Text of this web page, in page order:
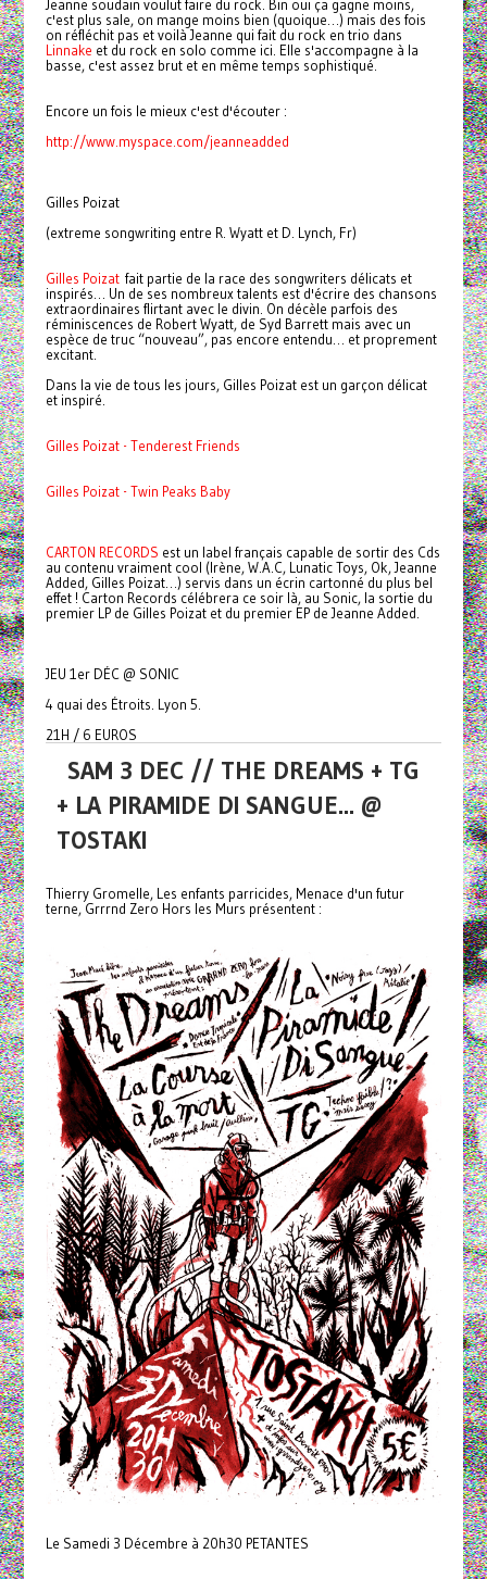
Jeanne soudain voulut faire du rock. Bin oui ça gagne moins,
c'est plus sale, on mange moins bien (quoique…) mais des fois
on réfléchit pas et voilà Jeanne qui fait du rock en trio dans
Linnake et du rock en solo comme ici. Elle s'accompagne à la
basse, c'est assez brut et en même temps sophistiqué.
Encore un fois le mieux c'est d'écouter :
http://www.myspace.com/jeanneadded
Gilles Poizat
(extreme songwriting entre R. Wyatt et D. Lynch, Fr)
Gilles Poizatfait partie de la race des songwriters délicats et
inspirés… Un de ses nombreux talents est d'écrire des chansons
extraordinaires flirtant avec le divin. On décèle parfois des
réminiscences de Robert Wyatt, de Syd Barrett mais avec un
espèce de truc “nouveau”, pas encore entendu… et proprement
excitant.
Dans la vie de tous les jours, Gilles Poizat est un garçon délicat
et inspiré.
Gilles Poizat - Tenderest Friends
Gilles Poizat - Twin Peaks Baby
CARTON RECORDS est un label français capable de sortir des Cds
au contenu vraiment cool (Irène, W.A.C, Lunatic Toys, Ok, Jeanne
Added, Gilles Poizat…) servis dans un écrin cartonné du plus bel
effet ! Carton Records célébrera ce soir là, au Sonic, la sortie du
premier LP de Gilles Poizat et du premier EP de Jeanne Added.
JEU 1er DÉC @ SONIC
4 quai des Étroits. Lyon 5.
21H / 6 EUROS
SAM 3 DEC // THE DREAMS + TG
+ LA PIRAMIDE DI SANGUE... @
TOSTAKI
Thierry Gromelle, Les enfants parricides, Menace d'un futur
terne, Grrrnd Zero Hors les Murs présentent :
Le Samedi 3 Décembre à 20h30 PETANTES